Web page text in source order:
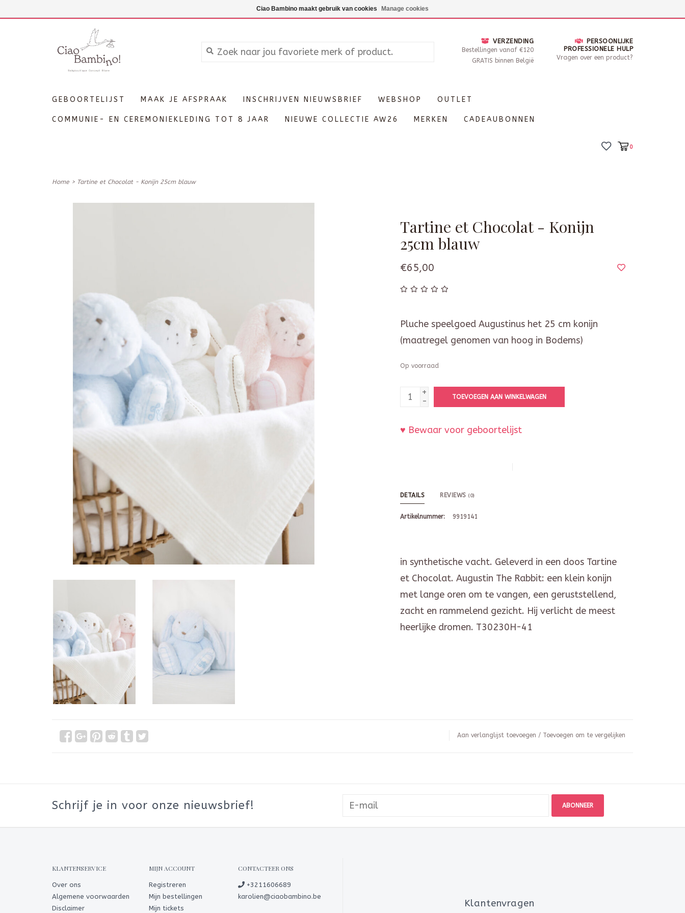
Maandag enkel op afspraak, Dinsdag - Zaterdag open van 10 - 17u30
VERZENDING
Bestellingen vanaf €120
GRATIS binnen België
PERSOONLIJKE
PROFESSIONELE HULP
Vragen over een product?
GEBOORTELIJST MAAK JE AFSPRAAK INSCHRIJVEN NIEUWSBRIEF WEBSHOP OUTLET
COMMUNIE- EN CEREMONIEKLEDING TOT 8 JAAR NIEUWE COLLECTIE AW26 MERKEN CADEAUBONNEN
0
Home > Tartine et Chocolat - Konijn 25cm blauw
Tartine et Chocolat - Konijn
25cm blauw
€65,00
Pluche speelgoed Augustinus het 25 cm konijn
(maatregel genomen van hoog in Bodems)
Op voorraad
+
-
TOEVOEGEN AAN WINKELWAGEN
♥ Bewaar voor geboortelijst
DETAILS REVIEWS (0)
Artikelnummer: 9919141
in synthetische vacht. Geleverd in een doos Tartine
et Chocolat. Augustin The Rabbit: een klein konijn
met lange oren om te vangen, een geruststellend,
zacht en rammelend gezicht. Hij verlicht de meest
heerlijke dromen. T30230H-41
Aan verlanglijst toevoegen / Toevoegen om te vergelijken
Schrijf je in voor onze nieuwsbrief! ABONNEER
KLANTENSERVICE
Over ons
Algemene voorwaarden
Disclaimer
MIJN ACCOUNT
Registreren
Mijn bestellingen
Mijn tickets
CONTACTEER ONS
+3211606689
karolien@ciaobambino.be
Klantenvragen
Ciao Bambino maakt gebruik van cookies Manage cookies